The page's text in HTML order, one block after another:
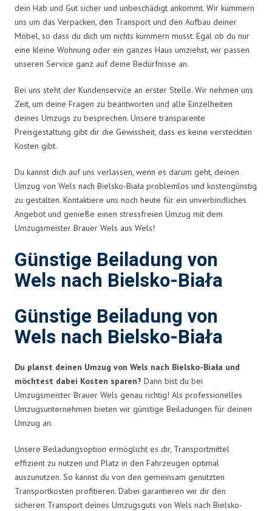
dein Hab und Gut sicher und unbeschädigt ankommt. Wir kümmern
uns um das Verpacken, den Transport und den Aufbau deiner
Möbel, so dass du dich um nichts kümmern musst. Egal ob du nur
eine kleine Wohnung oder ein ganzes Haus umziehst, wir passen
unseren Service ganz auf deine Bedürfnisse an.
Bei uns steht der Kundenservice an erster Stelle. Wir nehmen uns
Zeit, um deine Fragen zu beantworten und alle Einzelheiten
deines Umzugs zu besprechen. Unsere transparente
Preisgestaltung gibt dir die Gewissheit, dass es keine versteckten
Kosten gibt.
Du kannst dich auf uns verlassen, wenn es darum geht, deinen
Umzug von Wels nach Bielsko-Biała problemlos und kostengünstig
zu gestalten. Kontaktiere uns noch heute für ein unverbindliches
Angebot und genieße einen stressfreien Umzug mit dem
Umzugsmeister Brauer Wels aus Wels!
Günstige Beiladung von
Wels nach Bielsko-Biała
Günstige Beiladung von
Wels nach Bielsko-Biała
Du planst deinen Umzug von Wels nach Bielsko-Biała und
möchtest dabei Kosten sparen? Dann bist du bei
Umzugsmeister Brauer Wels genau richtig! Als professionelles
Umzugsunternehmen bieten wir günstige Beiladungen für deinen
Umzug an.
Unsere Beiladungsoption ermöglicht es dir, Transportmittel
effizient zu nutzen und Platz in den Fahrzeugen optimal
auszunutzen. So kannst du von den gemeinsam genutzten
Transportkosten profitieren. Dabei garantieren wir dir den
sicheren Transport deines Umzugsguts von Wels nach Bielsko-